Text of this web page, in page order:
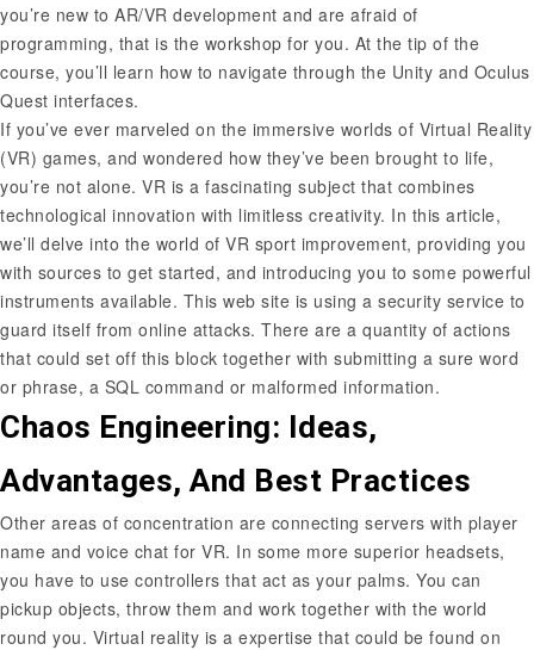
you’re new to AR/VR development and are afraid of
programming, that is the workshop for you. At the tip of the
course, you’ll learn how to navigate through the Unity and Oculus
Quest interfaces.
If you’ve ever marveled on the immersive worlds of Virtual Reality
(VR) games, and wondered how they’ve been brought to life,
you’re not alone. VR is a fascinating subject that combines
technological innovation with limitless creativity. In this article,
we’ll delve into the world of VR sport improvement, providing you
with sources to get started, and introducing you to some powerful
instruments available. This web site is using a security service to
guard itself from online attacks. There are a quantity of actions
that could set off this block together with submitting a sure word
or phrase, a SQL command or malformed information.
Chaos Engineering: Ideas,
Advantages, And Best Practices
Other areas of concentration are connecting servers with player
name and voice chat for VR. In some more superior headsets,
you have to use controllers that act as your palms. You can
pickup objects, throw them and work together with the world
round you. Virtual reality is a expertise that could be found on